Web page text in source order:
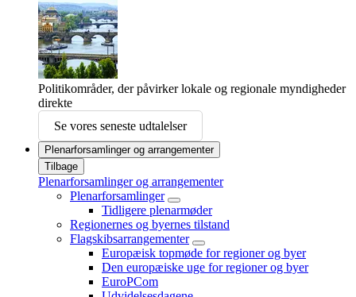
Politikområder, der påvirker lokale og regionale myndigheder
direkte
Se vores seneste udtalelser
Plenarforsamlinger og arrangementer
Tilbage
Plenarforsamlinger og arrangementer
Plenarforsamlinger
Tidligere plenarmøder
Regionernes og byernes tilstand
Flagskibsarrangementer
Europæisk topmøde for regioner og byer
Den europæiske uge for regioner og byer
EuroPCom